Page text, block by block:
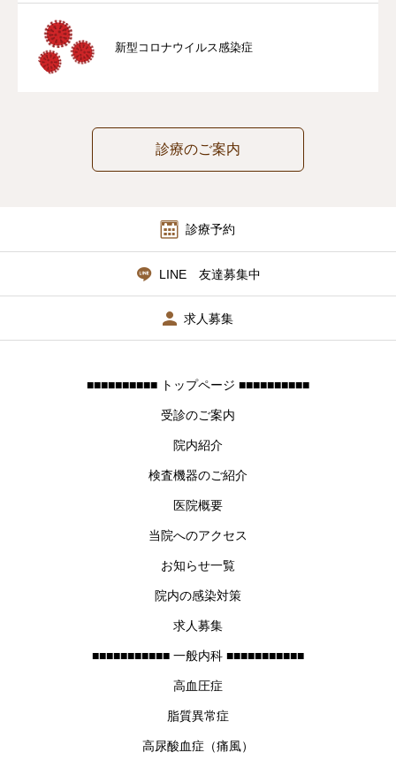
新型コロナウイルス感染症
診療のご案内
診療予約
LINE 友達募集中
求人募集
■■■■■■■■■■ トップページ ■■■■■■■■■■
受診のご案内
院内紹介
検査機器のご紹介
医院概要
当院へのアクセス
お知らせ一覧
院内の感染対策
求人募集
■■■■■■■■■■■ 一般内科 ■■■■■■■■■■■
高血圧症
脂質異常症
高尿酸血症（痛風）